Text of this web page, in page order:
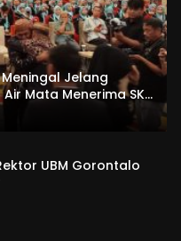
Meningal Jelang
Mata Menerima SKL
UBM Gorontalo